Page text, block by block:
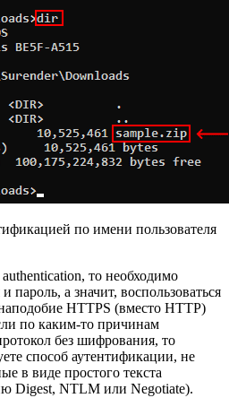
по имени пользователя
то необходимо
пароль, а значит, воспользоваться
HTTPS (вместо HTTP)
по каким-то причинам
без шифрования, то
способ аутентификации, не
в виде простого текста
Digest, NTLM или Negotiate).